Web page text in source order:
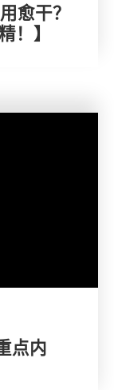
愈干？
！】
点内